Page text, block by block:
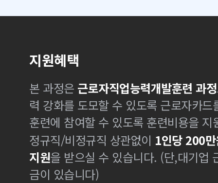
지원혜택
본 과정은 근로자직업능력개발훈련 과정
력 강화를 도모할 수 있도록 근로자카
훈련에 참여할 수 있도록 훈련비용을 지
정규직/비정규직 상관없이 1인당 200
지원을 받으실 수 있습니다. (단,대기업
금이 있습니다)